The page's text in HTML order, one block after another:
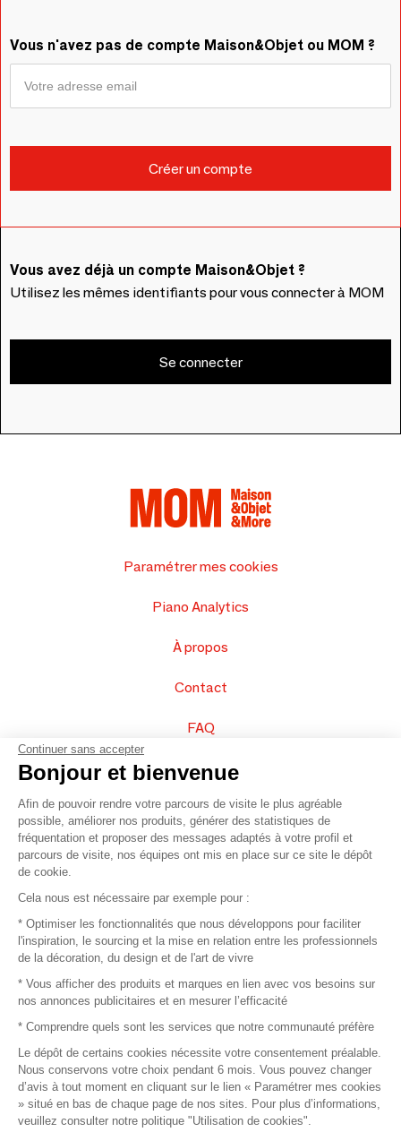
Vous n'avez pas de compte Maison&Objet ou MOM ?
Vous avez déjà un compte Maison&Objet ?
Utilisez les mêmes identifiants pour vous connecter à MOM
Se connecter
Paramétrer mes cookies
Piano Analytics
À propos
Contact
FAQ
Vendez vos produits
Plan du site
© 2016 –Organisation SAFI
Recrutement
Mentions légales
Conditions commerciales
Continuer sans accepter
Bonjour et bienvenue
Afin de pouvoir rendre votre parcours de visite le plus agréable
possible, améliorer nos produits, générer des statistiques de
fréquentation et proposer des messages adaptés à votre profil et
parcours de visite, nos équipes ont mis en place sur ce site le dépôt
de cookie.
Cela nous est nécessaire par exemple pour :
* Optimiser les fonctionnalités que nous développons pour faciliter
l'inspiration, le sourcing et la mise en relation entre les professionnels
de la décoration, du design et de l'art de vivre
* Vous afficher des produits et marques en lien avec vos besoins sur
nos annonces publicitaires et en mesurer l’efficacité
* Comprendre quels sont les services que notre communauté préfère
Le dépôt de certains cookies nécessite votre consentement préalable.
Nous conservons votre choix pendant 6 mois. Vous pouvez changer
d’avis à tout moment en cliquant sur le lien « Paramétrer mes cookies
» situé en bas de chaque page de nos sites. Pour plus d’informations,
veuillez consulter notre politique "Utilisation de cookies".